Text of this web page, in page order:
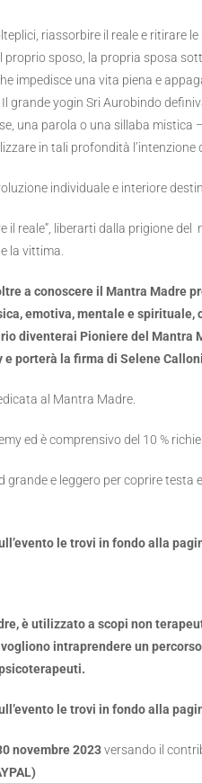
riassorbire il reale e ritirare
sposo, la propria sposa
impedisce una vita piena e
grande yogin Sri Aurobindo
una parola o una sillaba mistica
in tali profondità l’intenzione
individuale e interiore
il reale”, liberarti dalla prigione
la vittima.
a conoscere il Mantra Madre
emotiva, mentale e spirituale,
diventerai Pioniere del Mantra
porterà la firma di Selene
al Mantra Madre.
ed è comprensivo del 10 %
grande e leggero per coprire
le trovi in fondo alla
è utilizzato a scopi non
intraprendere un
le trovi in fondo alla
novembre 2023versando il